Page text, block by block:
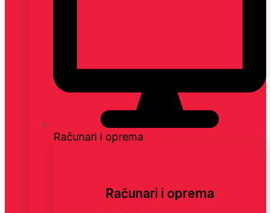
Računari i oprema
Računari i oprema